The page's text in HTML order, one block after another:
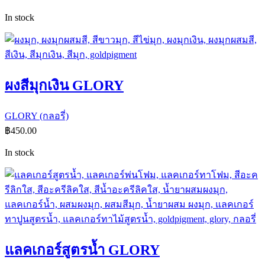
In stock
ผงสีมุกเงิน GLORY
GLORY (กลอรี่)
฿450.00
In stock
แลคเกอร์สูตรน้ำ GLORY